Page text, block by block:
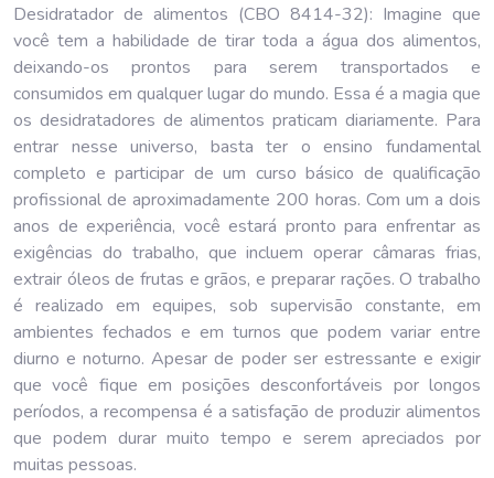
Desidratador de alimentos (CBO 8414-32): Imagine que
você tem a habilidade de tirar toda a água dos alimentos,
deixando-os prontos para serem transportados e
consumidos em qualquer lugar do mundo. Essa é a magia que
os desidratadores de alimentos praticam diariamente. Para
entrar nesse universo, basta ter o ensino fundamental
completo e participar de um curso básico de qualificação
profissional de aproximadamente 200 horas. Com um a dois
anos de experiência, você estará pronto para enfrentar as
exigências do trabalho, que incluem operar câmaras frias,
extrair óleos de frutas e grãos, e preparar rações. O trabalho
é realizado em equipes, sob supervisão constante, em
ambientes fechados e em turnos que podem variar entre
diurno e noturno. Apesar de poder ser estressante e exigir
que você fique em posições desconfortáveis por longos
períodos, a recompensa é a satisfação de produzir alimentos
que podem durar muito tempo e serem apreciados por
muitas pessoas.